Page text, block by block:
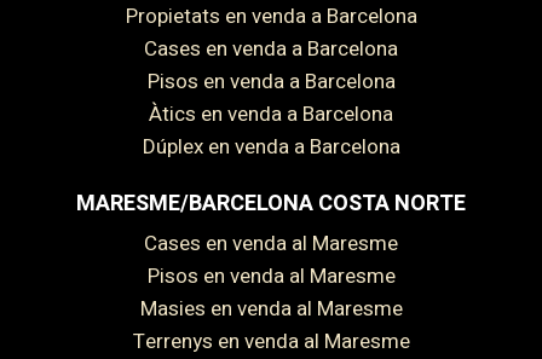
Propietats en venda a Barcelona
Cases en venda a Barcelona
Pisos en venda a Barcelona
Àtics en venda a Barcelona
Dúplex en venda a Barcelona
MARESME/BARCELONA COSTA NORTE
Cases en venda al Maresme
Pisos en venda al Maresme
Masies en venda al Maresme
Terrenys en venda al Maresme